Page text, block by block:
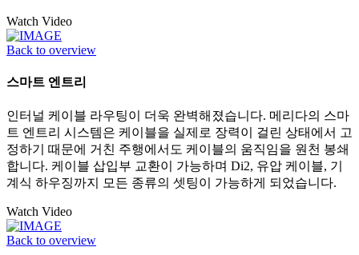
Watch Video
Back to overview
스마트 엔트리
인터널 케이블 라우팅이 더욱 완벽해졌습니다. 메리다의 스마
트 엔트리 시스템은 케이블을 실제로 장력이 걸린 상태에서 고
정하기 때문에 거친 주행에서도 케이블의 움직임을 원천 봉쇄
합니다. 케이블 삽입부 교환이 가능하며 Di2, 유압 케이블, 기
계식 하우징까지 모든 종류의 셋팅이 가능하게 되었습니다.
Watch Video
Back to overview